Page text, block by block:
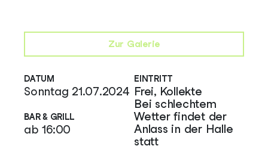
Zur Galerie
DATUM
Sonntag 21.07.2024
BAR & GRILL
ab 16:00
EINTRITT
Frei, Kollekte
Bei schlechtem
Wetter findet der
Anlass in der Halle
statt